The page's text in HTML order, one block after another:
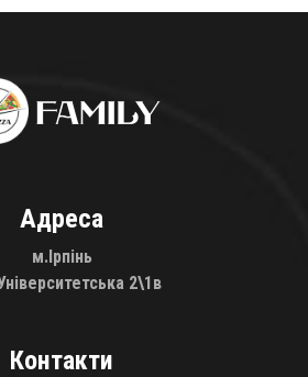
Адреса
м.Ірпінь
2\1в
Контакти